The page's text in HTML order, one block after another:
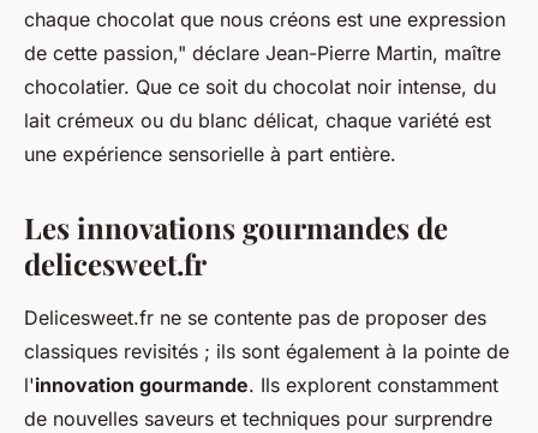
chaque chocolat que nous créons est une expression
de cette passion," déclare Jean-Pierre Martin, maître
chocolatier. Que ce soit du chocolat noir intense, du
lait crémeux ou du blanc délicat, chaque variété est
une expérience sensorielle à part entière.
Les innovations gourmandes de
delicesweet.fr
Delicesweet.fr ne se contente pas de proposer des
classiques revisités ; ils sont également à la pointe de
l'innovation gourmande. Ils explorent constamment
de nouvelles saveurs et techniques pour surprendre